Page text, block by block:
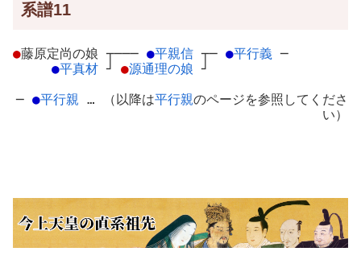
系譜11
●藤原定尚の娘 ┬
●平真材 ┘
─── ●平親信 ┬
●源通理の娘 ┘
─ ●平行義 ─
─ ●平行親 … （以降は平行親のページを参照してくださ
い）